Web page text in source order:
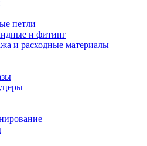
петли
и фитинг
и расходные материалы